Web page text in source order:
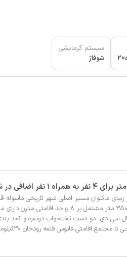
سیستم گرمایشی
شوفاژ
ماسال۳۰ کیلومتر.موزه میراث روستایی گیلان ۴۰ کیلومتر.